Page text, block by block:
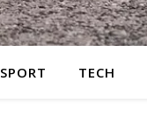
SPORT TECH